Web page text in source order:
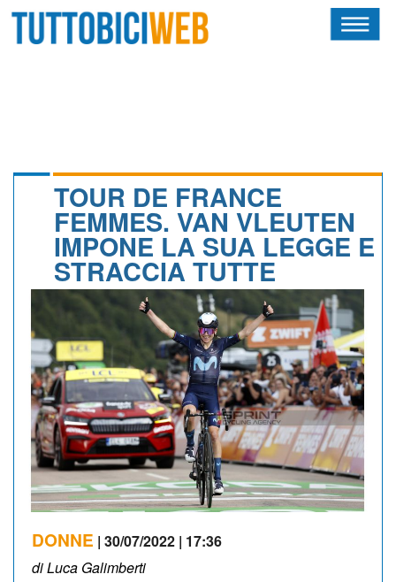
CALENDARIO
NEWSLETTER
TOUR DE FRANCE
FEMMES. VAN VLEUTEN
IMPONE LA SUA LEGGE E
STRACCIA TUTTE
DONNE | 30/07/2022 | 17:36
di Luca Galimberti